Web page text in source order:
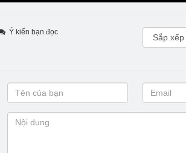
Ý kiến bạn đọc